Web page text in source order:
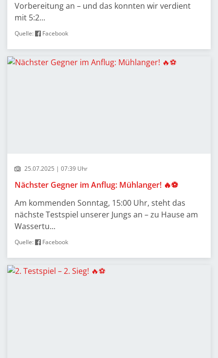
Vorbereitung an – und das konnten wir verdient
mit 5:2...
Quelle: Facebook
25.07.2025 | 07:39 Uhr
Nächster Gegner im Anflug: Mühlanger! 🔥⚽
Am kommenden Sonntag, 15:00 Uhr, steht das
nächste Testspiel unserer Jungs an – zu Hause am
Wassertu...
Quelle: Facebook